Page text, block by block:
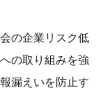
の企業リスク低
の取り組みを強
漏えいを防止す